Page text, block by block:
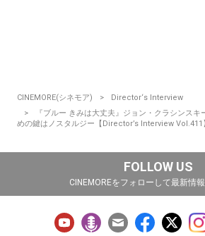
CINEMORE(シネモア)
Director‘s Interview
『ブルー きみは大丈夫』ジョン・クラシンス
めの鍵はノスタルジー【Director’s Interview Vol.411
FOLLOW US
CINEMOREをフォローして最新情